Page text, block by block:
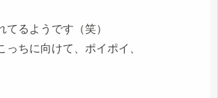
てるようです（笑）
っちに向けて、ポイポイ、